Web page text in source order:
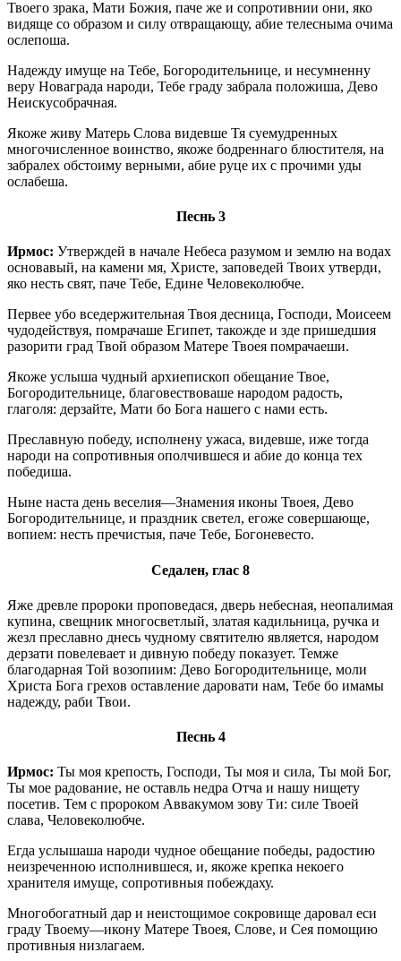
Твоего зрака, Мати Божия, паче же и сопротивнии они, яко
видяще со образом и силу отвращающу, абие телесныма очима
ослепоша.
Надежду имуще на Тебе, Богородительнице, и несумненну
веру Новаграда народи, Тебе граду забрала положиша, Дево
Неискусобрачная.
Якоже живу Матерь Слова видевше Тя суемудренных
многочисленное воинство, якоже бодреннаго блюстителя, на
забралех обстоиму верными, абие руце их с прочими уды
ослабеша.
Песнь 3
Ирмос: Утверждей в начале Небеса разумом и землю на водах
основавый, на камени мя, Христе, заповедей Твоих утверди,
яко несть свят, паче Тебе, Едине Человеколюбче.
Первее убо вседержительная Твоя десница, Господи, Моисеем
чудодействуя, помрачаше Египет, такожде и зде пришедшия
разорити град Твой образом Матере Твоея помрачаеши.
Якоже услыша чудный архиепископ обещание Твое,
Богородительнице, благовествоваше народом радость,
глаголя: дерзайте, Мати бо Бога нашего с нами есть.
Преславную победу, исполнену ужаса, видевше, иже тогда
народи на сопротивныя ополчившеся и абие до конца тех
победиша.
Ныне наста день веселия—Знамения иконы Твоея, Дево
Богородительнице, и праздник светел, егоже совершающе,
вопием: несть пречистыя, паче Тебе, Богоневесто.
Седален, глас 8
Яже древле пророки проповедася, дверь небесная, неопалимая
купина, свещник многосветлый, златая кадильница, ручка и
жезл преславно днесь чудному святителю является, народом
дерзати повелевает и дивную победу показует. Темже
благодарная Той возопиим: Дево Богородительнице, моли
Христа Бога грехов оставление даровати нам, Тебе бо имамы
надежду, раби Твои.
Песнь 4
Ирмос: Ты моя крепость, Господи, Ты моя и сила, Ты мой Бог,
Ты мое радование, не оставль недра Отча и нашу нищету
посетив. Тем с пророком Аввакумом зову Ти: силе Твоей
слава, Человеколюбче.
Егда услышаша народи чудное обещание победы, радостию
неизреченною исполнившеся, и, якоже крепка некоего
хранителя имуще, сопротивныя побеждаху.
Многобогатный дар и неистощимое сокровище даровал еси
граду Твоему—икону Матере Твоея, Слове, и Сея помощию
противныя низлагаем.